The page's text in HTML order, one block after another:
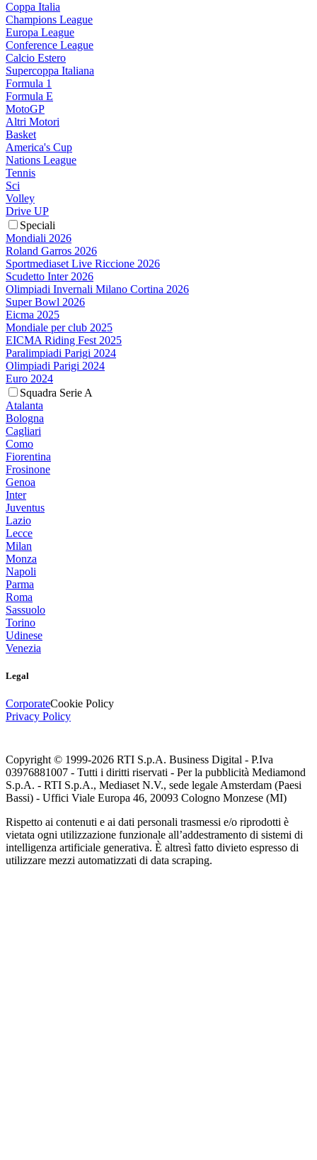
Coppa Italia
Champions League
Europa League
Conference League
Calcio Estero
Supercoppa Italiana
Formula 1
Formula E
MotoGP
Altri Motori
Basket
America's Cup
Nations League
Tennis
Sci
Volley
Drive UP
Speciali
Mondiali 2026
Roland Garros 2026
Sportmediaset Live Riccione 2026
Scudetto Inter 2026
Olimpiadi Invernali Milano Cortina 2026
Super Bowl 2026
Eicma 2025
Mondiale per club 2025
EICMA Riding Fest 2025
Paralimpiadi Parigi 2024
Olimpiadi Parigi 2024
Euro 2024
Squadra Serie A
Atalanta
Bologna
Cagliari
Como
Fiorentina
Frosinone
Genoa
Inter
Juventus
Lazio
Lecce
Milan
Monza
Napoli
Parma
Roma
Sassuolo
Torino
Udinese
Venezia
Legal
CorporateCookie Policy
Privacy Policy
Copyright © 1999-2026 RTI S.p.A. Business Digital - P.Iva
03976881007 - Tutti i diritti riservati - Per la pubblicità Mediamond
S.p.A. - RTI S.p.A., Mediaset N.V., sede legale Amsterdam (Paesi
Bassi) - Uffici Viale Europa 46, 20093 Cologno Monzese (MI)
Rispetto ai contenuti e ai dati personali trasmessi e/o riprodotti è
vietata ogni utilizzazione funzionale all’addestramento di sistemi di
intelligenza artificiale generativa. È altresì fatto divieto espresso di
utilizzare mezzi automatizzati di data scraping.